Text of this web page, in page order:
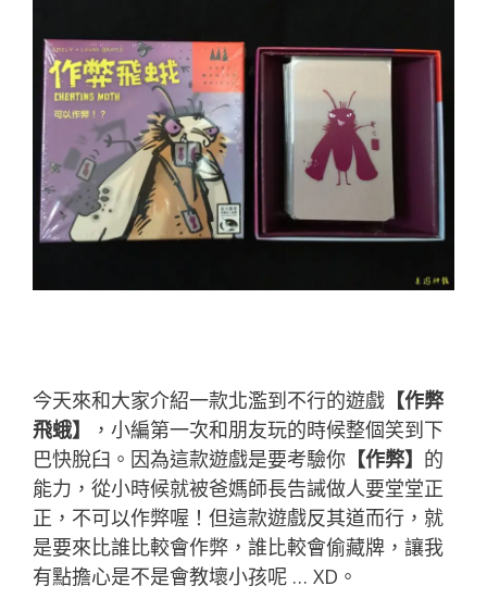
今天來和大家介紹一款北濫到不行的遊戲 【作弊
飛蛾】
，小編第一次和朋友玩的時候整個笑到下
巴快脫臼。 因為這款遊戲是要考驗你 【作弊】 的
能力，從小時候就被爸媽師長告誡做人要堂堂正
正，不可以作弊喔！ 但這款遊戲反其道而行，就
是要來比誰比較會作弊，誰比較會偷藏牌，讓我
有點擔心是不是會教壞小孩呢 … XD。